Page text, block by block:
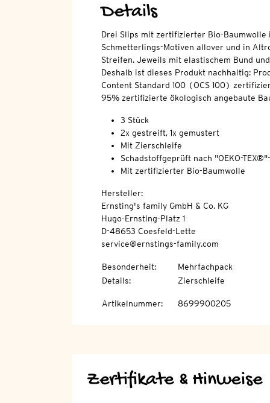
Details
Drei Slips mit zertifizierter Bio-Baumwolle
Schmetterlings-Motiven allover und in
Streifen. Jeweils mit elastischem Bund
Deshalb ist dieses Produkt nachhaltig:
Content Standard 100 (OCS 100)
95% zertifizierte ökologisch angebaute
3 Stück
2x gestreift, 1x gemustert
Mit Zierschleife
Schadstoffgeprüft nach "OEKO-
Mit zertifizierter Bio-Baumwolle
Hersteller:
Ernsting's family GmbH & Co. KG
Hugo-Ernsting-Platz 1
D-48653 Coesfeld-Lette
service@ernstings-family.com
Besonderheit:
Mehrfachpack
Details: Zierschleife
Artikelnummer: 8699900205
Zertifikate & Hinweise